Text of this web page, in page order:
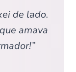
de lado.
amava